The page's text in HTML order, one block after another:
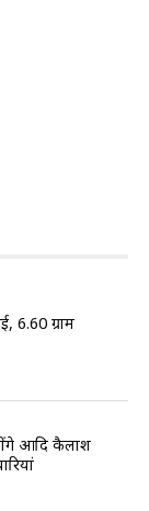
6.60 ग्राम
आदि कैलाश